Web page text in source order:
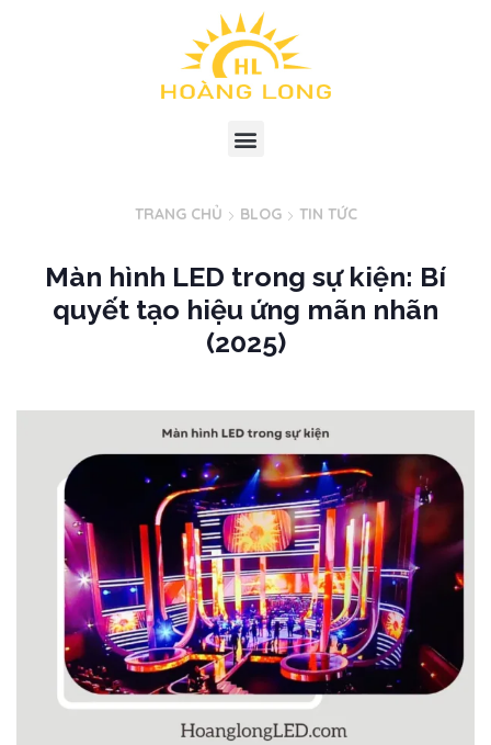
TRANG CHỦ BLOG TIN TỨC
Màn hình LED trong sự kiện: Bí
quyết tạo hiệu ứng mãn nhãn
(2025)